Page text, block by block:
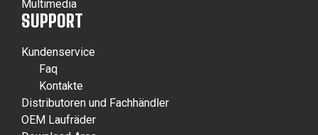
Multimedia
SUPPORT
Kundenservice
Faq
Kontakte
Distributoren und Fachhändler
OEM Laufräder